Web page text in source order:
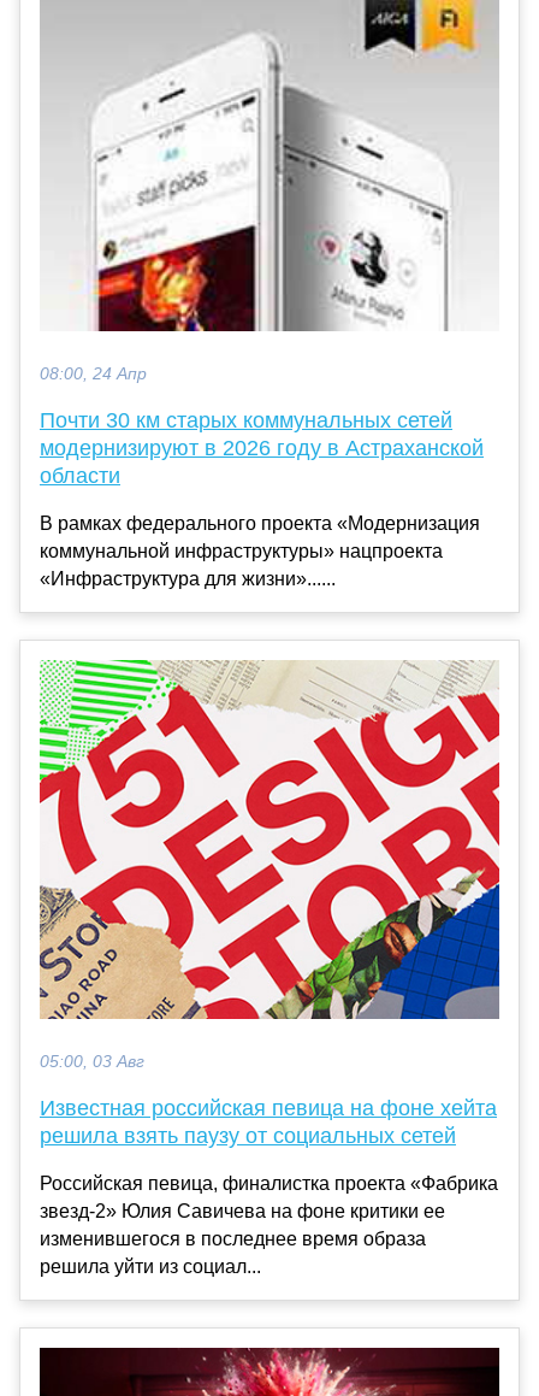
08:00, 24 Апр
Почти 30 км старых коммунальных сетей
модернизируют в 2026 году в Астраханской
области
В рамках федерального проекта «Модернизация
коммунальной инфраструктуры» нацпроекта
«Инфраструктура для жизни»......
05:00, 03 Авг
Известная российская певица на фоне хейта
решила взять паузу от социальных сетей
Российская певица, финалистка проекта «Фабрика
звезд-2» Юлия Савичева на фоне критики ее
изменившегося в последнее время образа
решила уйти из социал...